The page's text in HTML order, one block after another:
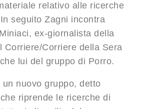
relativo alle ricerche
seguito Zagni incontra
ex-giornalista della
Corriere/Corriere della Sera
lui del gruppo di Porro.
nuovo gruppo, detto
riprende le ricerche di